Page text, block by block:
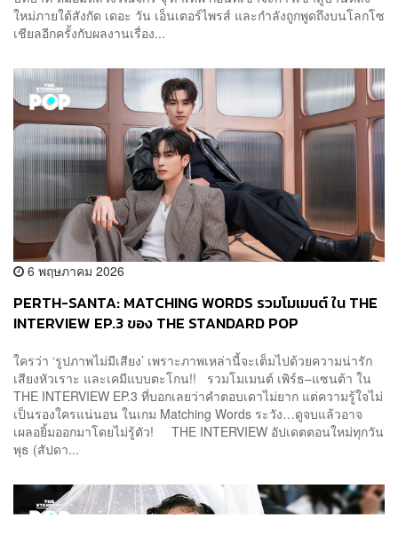
ใหม่ภายใต้สังกัด เดอะ วัน เอ็นเตอร์ไพรส์ และกำลังถูกพูดถึงบนโลกโซ
เชียลอีกครั้งกับผลงานเรื่อง...
6 พฤษภาคม 2026
PERTH-SANTA: MATCHING WORDS รวมโมเมนต์ ใน THE
INTERVIEW EP.3 ของ THE STANDARD POP
ใครว่า ‘รูปภาพไม่มีเสียง’ เพราะภาพเหล่านี้จะเต็มไปด้วยความน่ารัก
เสียงหัวเราะ และเคมีแบบตะโกน!! รวมโมเมนต์ เพิร์ธ–แซนต้า ใน
THE INTERVIEW EP.3 ที่บอกเลยว่าคำตอบเดาไม่ยาก แต่ความรู้ใจไม่
เป็นรองใครแน่นอน ในเกม Matching Words ระวัง…ดูจบแล้วอาจ
เผลอยิ้มออกมาโดยไม่รู้ตัว! THE INTERVIEW อัปเดตตอนใหม่ทุกวัน
พุธ (สัปดา...